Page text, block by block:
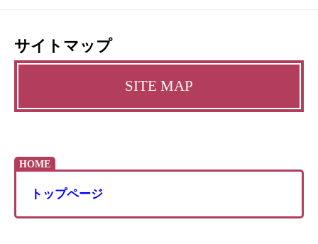
サイトマップ
SITE MAP
HOME
トップページ